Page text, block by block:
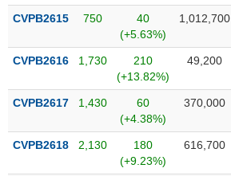
quỹ
mục
ETF
Cổ
chi
tiết
CVPB2615 750
40
(+5.63%)
1,012,700
CVPB2616 1,730
210
(+13.82%)
49,200
CVPB2617 1,430
60
(+4.38%)
370,000
CVPB2618 2,130
180
(+9.23%)
616,700
DỮ
MỚI
Ngành
(-)